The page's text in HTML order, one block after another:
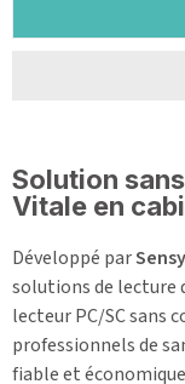
Solution
Vitale en
Développé par
solutions de lecture
lecteur PC/SC sans
professionnels de
fiable et